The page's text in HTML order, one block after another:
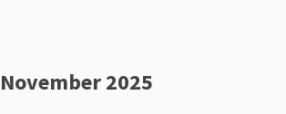
November 2025